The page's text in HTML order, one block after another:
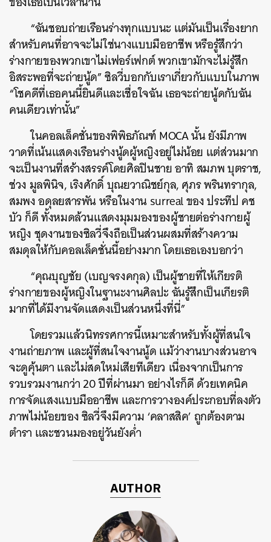
“ฉันชอบถ่ายเรือนร่างทุกแบบนะ แต่มันเป็นเรื่องยาก
สำหรับคนที่อาจจะไม่ใช่นางแบบมืออาชีพ หรือรู้สึกว่า
ร่างกายของพวกเขาไม่เฟอร์เฟกต์ พวกเขามักจะไม่รู้สึก
อิสระพอที่จะถ่ายนู้ด” ซิลวี่บอกกับเราเกี่ยวกับแบบในภาพ
“โชคดีที่เธอคนนี้ยินดีและเชื่อใจฉัน เธอจะถ่ายนู้ดกับฉัน
คนเดียวเท่านั้น”
ในคอลเล็คชั่นของพิพิธภัณฑ์ MOCA นั้น ยังมีภาพ
วาดที่เน้นแสดงเรือนร่างนู้ดผู้หญิงอยู่ไม่น้อย แต่ส่วนมาก
จะเป็นงานที่สร้างสรรค์โดยศิลปินชาย อาทิ สมภพ บุตราช,
ช่วง มูลพินิจ, เริงศักดิ์ บุณยวาณิชย์กุล, ศุภร พรินทรากุล,
สมพง อดุลยสารพัน หรือในงาน surreal ของ ประทีป คช
บัว ก็ดี ทั้งหมดล้วนแสดงมุมมองของผู้ชายต่อร่างกายผู้
หญิง ชุดงานของซิลวี่จึงถือเป็นส่วนผสมที่สร้างความ
สมดุลให้กับคอลเล็คชั่นนี้อย่างมาก โดยเธอเองบอกว่า
“คุณบุญชัย (เบญจรงคกุล) เป็นผู้ชายที่ให้เกียรติ
ร่างกายของผู้หญิงในฐานะงานศิลปะ ฉันรู้สึกเป็นเกียรติ
มากที่ได้มีงานจัดแสดงเป็นส่วนหนึ่งที่นี่”
โดยรวมแล้วนิทรรศการนี้เหมาะสำหรับทั้งผู้ที่สนใจ
งานถ่ายภาพ และผู้ที่สนใจงานนู้ด แม้ว่างานบางส่วนอาจ
จะดูคุ้นตา และไม่สดใหม่เสียทีเดียว เนื่องจากเป็นการ
รวบรวมงานกว่า 20 ปีที่ผ่านมา อย่างไรก็ดี ด้วยเทคนิค
การจัดแสงแบบมืออาชีพ และการวางองค์ประกอบที่ลงตัว
ภาพไม่น้อยของ ซิลวี่จึงมีความ ‘คลาสสิค’ ถูกต้องตาม
ตำรา และชวนมองอยู่วันยังค่ำ
AUTHOR